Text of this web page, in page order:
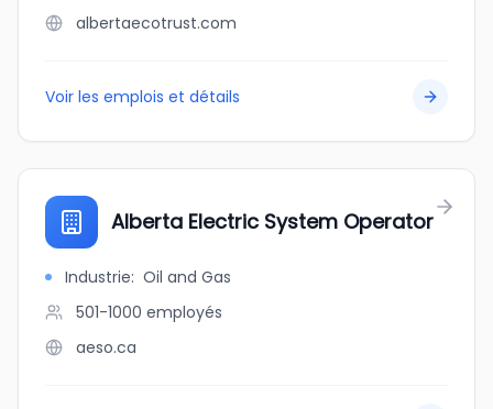
albertaecotrust.com
Voir les emplois et détails
Alberta Electric System Operator
Industrie: Oil and Gas
501-1000 employés
aeso.ca